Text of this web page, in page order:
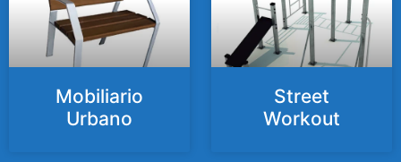
Mobiliario
Urbano
Street
Workout